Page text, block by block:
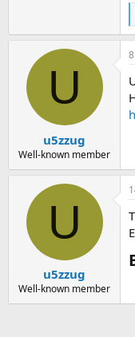
U
u5zzug
Well-known member
U
u5zzug
Well-known member